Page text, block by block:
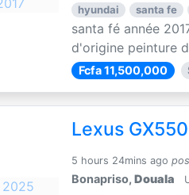
hyundai santa fe
santa fé année
d'origine peinture
Fcfa 11,500,000
Lexus
5 hours 24mins ago
Bonapriso,Douala